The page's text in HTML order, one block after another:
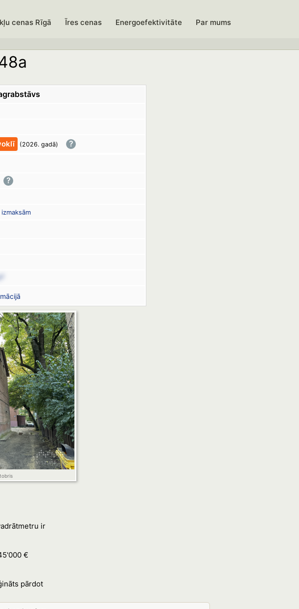
cenas Rīgā Īres cenas Energoefektivitāte Par mums
(2026. gadā) ?
?
ir
€
pārdot